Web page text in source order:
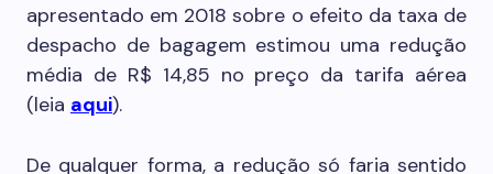
apresentado em 2018 sobre o efeito da taxa de
despacho de bagagem estimou uma redução
média de R$ 14,85 no preço da tarifa aérea
(leia aqui).
De qualquer forma, a redução só faria sentido